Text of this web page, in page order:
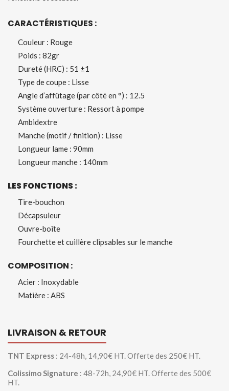
CARACTÉRISTIQUES :
Couleur : Rouge
Poids : 82gr
Dureté (HRC) : 51 ±1
Type de coupe : Lisse
Angle d’affûtage (par côté en °) : 12.5
Système ouverture : Ressort à pompe
Ambidextre
Manche (motif / finition) : Lisse
Longueur lame : 90mm
Longueur manche : 140mm
LES FONCTIONS :
Tire-bouchon
Décapsuleur
Ouvre-boîte
Fourchette et cuillère clipsables sur le manche
COMPOSITION :
Acier : Inoxydable
Matière : ABS
LIVRAISON & RETOUR
TNT Express : 24-48h, 14,90€ HT. Offerte des 250€ HT.
Colissimo Signature : 48-72h, 24,90€ HT. Offerte des 500€
HT.